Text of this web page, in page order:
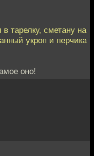
тарелку, сметану на
укроп и перчика
оно!